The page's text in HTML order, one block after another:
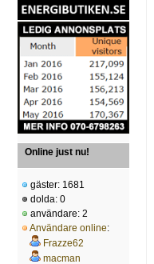
Online just nu!
gäster: 1681
dolda: 0
användare: 2
Användare online:
Frazze62
macman